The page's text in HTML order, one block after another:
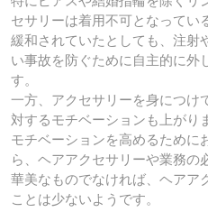
セサリーは着用不可となってい
緩和されていたとしても、注射
い事故を防ぐために自主的に外
す。
一方、アクセサリーを身につけ
対するモチベーションも上がり
モチベーションを高めるために
ら、ヘアアクセサリーや業務の
華美なものでなければ、ヘアア
ことは少ないようです。